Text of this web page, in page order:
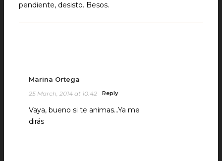
pendiente, desisto. Besos.
Marina Ortega
25 March, 2014 at 10:42 Reply
Vaya, bueno si te animas…Ya me
dirás